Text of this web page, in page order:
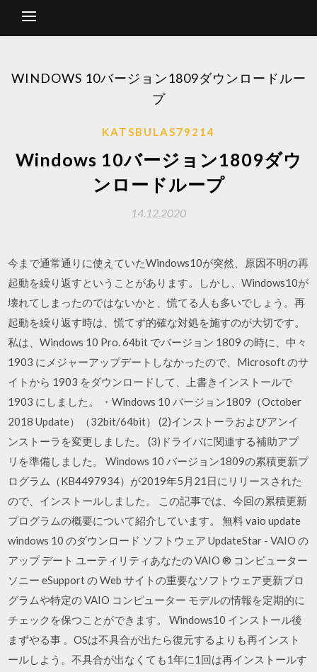
WINDOWS 10バージョン1809ダウンロードルー
プ
KATSBULAS79214
Windows 10バージョン1809ダウ
ンロードループ
14.12.2020
今まで通常通りに使えていたWindows10が突然、原因不明の再
起動を繰り返すということがあります。しかし、Windows10が
壊れてしまったのではないかと、慌てる人も多いでしょう。再
起動を繰り返す時は、慌てず的確な対処を施すのが大切です。
私は、Windows 10 Pro. 64bit でバージョン 1809 の時に、中々
1903 にメジャーアップデートしなかったので、Microsoft のサ
イトから 1903 をダウンロードして、上書きインストールで
1903 にしました。 ・Windows 10 バージョン1809（October
2018 Update）（32bit/64bit） (2)インストーラおよびアンイ
ンストーラを変更しました。 (3)ドライバに関連する補助アプ
リを準備しました。 Windows 10 バージョン1809の累積更新プ
ログラム（KB4497934）が2019年5月21日にリリースされた
ので、インストールしました。 この記事では、今回の累積更新
プログラムの概要について紹介しています。 無料 vaio update
windows 10 のダウンロード ソフトウェア UpdateStar - VAIO の
アップ デート ユーティリティあなたの VAIO ® コンピューター
ソニー eSupport の Web サイトの重要なソフトウェア更新プロ
グラムや特定の VAIO コンピューター モデルの情報を定期的に
チェックを保つことができます。 Windows10 インストール後
まずやる事 。OSは不具合が出たら復元するよりも再インスト
ールしよう。不具合が出なくても1年に1回は再インストールす